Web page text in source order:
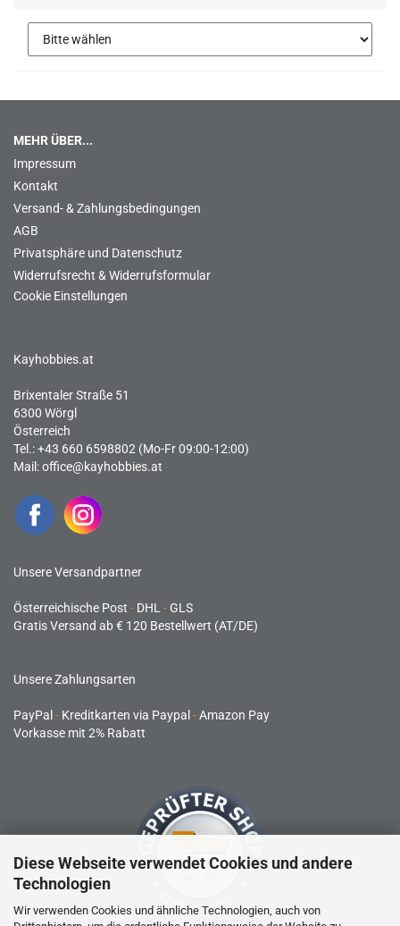
Diese Webseite verwendet Cookies und andere
Technologien
Wir verwenden Cookies und ähnliche Technologien, auch von
MEHR ÜBER...
Impressum
Kontakt
Versand- & Zahlungsbedingungen
AGB
Privatsphäre und Datenschutz
Widerrufsrecht & Widerrufsformular
Cookie Einstellungen
Kayhobbies.at
Brixentaler Straße 51
6300 Wörgl
Österreich
Tel.: +43 660 6598802 (Mo-Fr 09:00-12:00)
Mail:office@kayhobbies.at
Unsere Versandpartner
Österreichische Post - DHL -GLS
Gratis Versand ab € 120 Bestellwert (AT/DE)
Unsere Zahlungsarten
PayPal - Kreditkarten via Paypal -Amazon Pay
Vorkasse mit 2% Rabatt